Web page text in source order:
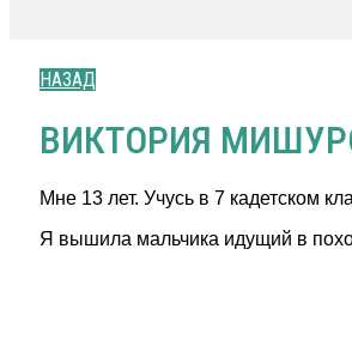
НАЗАД
ВИКТОРИЯ
Мне 13 лет. Учусь в 7 кадетском
Я вышила мальчика идущий в